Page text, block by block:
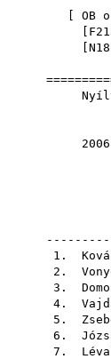
OB
Nyílt
2006-
1.
2.
3.
4.
5.
6.
7.